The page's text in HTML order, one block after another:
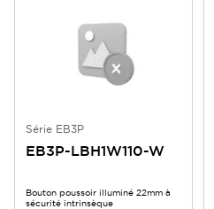
Série EB3P
EB3P-LBH1W110-W
Bouton poussoir illuminé 22mm à
sécurité intrinsèque